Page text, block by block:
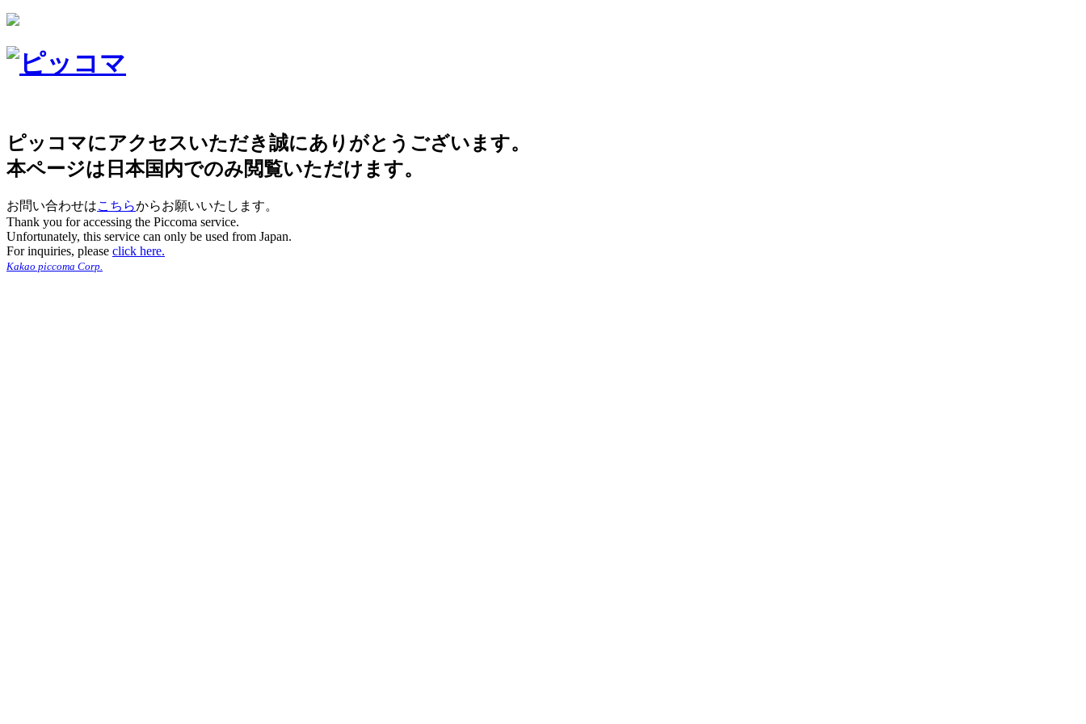
ピッコマにアクセスいただき誠にありがとうございます。
本ページは日本国内でのみ閲覧いただけます。
お問い合わせはこちらからお願いいたします。
Thank you for accessing the Piccoma service.
Unfortunately, this service can only be used from Japan.
For inquiries, please click here.
Kakao piccoma Corp.